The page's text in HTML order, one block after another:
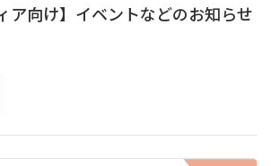
ア向け】イベントなどのお知らせ